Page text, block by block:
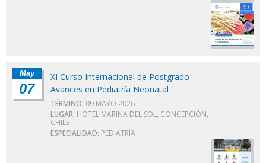
May
07
XI Curso Internacional de Postgrado
Avances en Pediatría Neonatal
TÉRMINO: 09 MAYO 2026
LUGAR: HOTEL MARINA DEL SOL, CONCEPCIÓN,
CHILE
ESPECIALIDAD: PEDIATRÍA